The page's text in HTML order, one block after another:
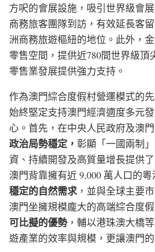
方呎的會展設施，吸引世界級會
商務旅客團隊到訪，有效延長客
洲商務旅遊樞紐的地位。此外，
零售空間，提供近780間世界級頂
零售業發展提供強力支持。
作為澳門綜合度假村營運模式的
始終堅定支持澳門經濟適度多元
心。首先，在中央人民政府及澳
政治局勢穩定， 彰顯「一國兩制
資、持續開發及高質量增長提供
澳門背靠擁有近 9,000 萬人口的
穩定的自然需求 ，並與全球主要
澳門坐擁規模龐大的高端綜合度假
可比擬的優勢，輔以港珠澳大橋
遊產業的效率與規模，更讓澳門